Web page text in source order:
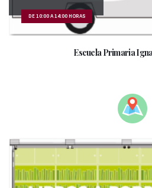
DE 10:00 A 14:00 HORAS
Escuela Primaria